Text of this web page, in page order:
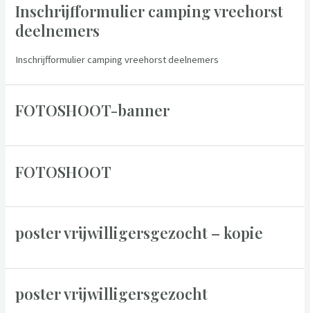
Inschrijfformulier camping vreehorst
deelnemers
Inschrijfformulier camping vreehorst deelnemers
FOTOSHOOT-banner
FOTOSHOOT
poster vrijwilligersgezocht – kopie
poster vrijwilligersgezocht